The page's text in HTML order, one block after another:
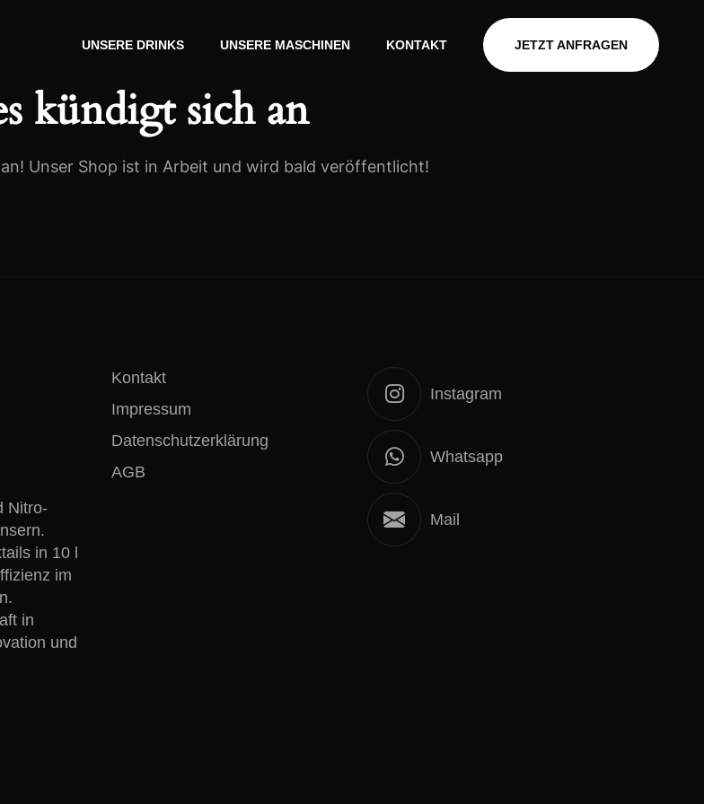
UNSERE DRINKS UNSERE MASCHINEN KONTAKT JETZT ANFRAGEN
kündigt sich an
Unser Shop ist in Arbeit und wird bald veröffentlicht!
Nitro-
in 10 l
im
in
und
Kontakt
Impressum
Datenschutzerklärung
AGB
Instagram
Whatsapp
Mail